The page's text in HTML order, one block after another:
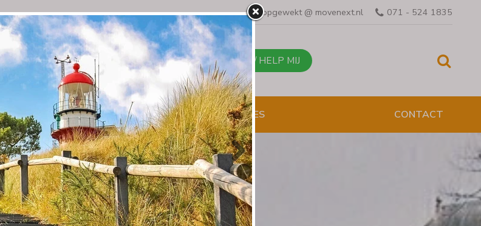
opgewekt @ movenext.nl 071 - 524 1835
BEL MIJ / HELP MIJ
PROJECTEN OVER ONS TIPS PRESENTATIES